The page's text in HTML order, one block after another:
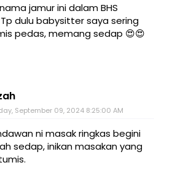
jamur ini dalam BHS
dulu babysitter saya sering
pedas, memang sedap 😍😍
September 09, 2024 8:25:00 AM
ni masak ringkas begini
sedap, inikan masakan yang